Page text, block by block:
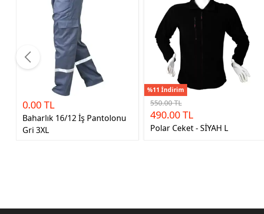
0.00 TL
Baharlık 16/12 İş Pantolonu
Gri 3XL
%11 İndirim
550.00 TL
490.00 TL
Polar Ceket - SİYAH L